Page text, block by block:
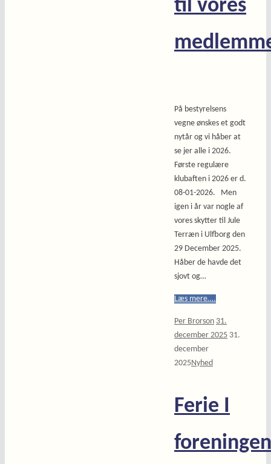
til vores
På bestyrelsens
vegne ønskes et godt
nytår og vi håber at
se jer alle i 2026.
Første regulære
klubaften i 2026 er d.
08-01-2026. Men
igen i år var nogle af
vores skytter til Jule
Terræn i Ulfborg den
29 December 2025.
Håber de havde det
sjovt og…
Læs mere….
Per Brorson 31.
december 2025 31.
december
2025Nyhed
Ferie I
foreningen